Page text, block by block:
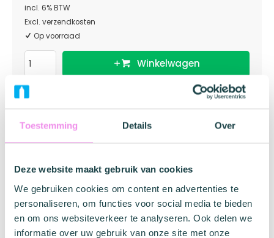
Toestemming Details Over
Deze website maakt gebruik van cookies
We gebruiken cookies om content en advertenties te
personaliseren, om functies voor social media te bieden
en om ons websiteverkeer te analyseren. Ook delen we
informatie over uw gebruik van onze site met onze
incl. 6% BTW
Excl. verzendkosten
Op voorraad
Winkelwagen
Discreet en anoniem verzonden
CNL Aardbei 12st
CNL Vibrerende Ring